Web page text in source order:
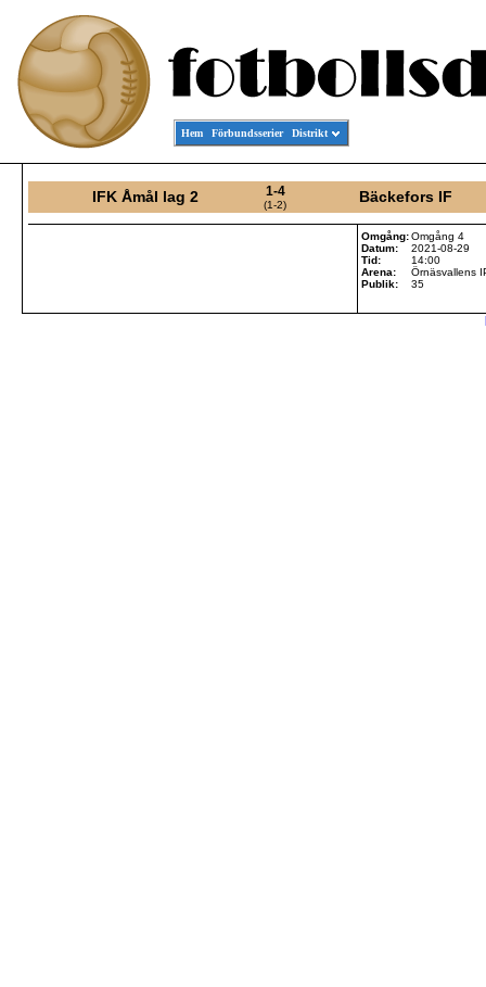
Hem Förbundsserier Distrikt
IFK Åmål lag 2 1-4
(1-2) Bäckefors IF
Omgång:Omgång 4
Datum:
2021-08-29
Tid:
14:00
Arena:
Örnäsvallens
Publik:
35